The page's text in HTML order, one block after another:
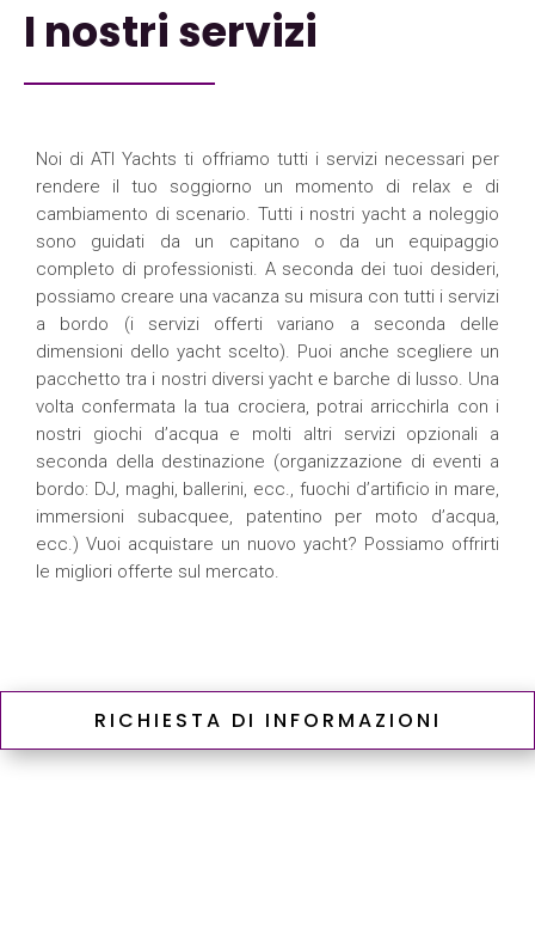
I nostri servizi
Noi di ATI Yachts ti offriamo tutti i servizi necessari per
rendere il tuo soggiorno un momento di relax e di
cambiamento di scenario. Tutti i nostri yacht a noleggio
sono guidati da un capitano o da un equipaggio
completo di professionisti. A seconda dei tuoi desideri,
possiamo creare una vacanza su misura con tutti i servizi
a bordo (i servizi offerti variano a seconda delle
dimensioni dello yacht scelto). Puoi anche scegliere un
pacchetto tra i nostri diversi yacht e barche di lusso. Una
volta confermata la tua crociera, potrai arricchirla con i
nostri giochi d’acqua e molti altri servizi opzionali a
seconda della destinazione (organizzazione di eventi a
bordo: DJ, maghi, ballerini, ecc., fuochi d’artificio in mare,
immersioni subacquee, patentino per moto d’acqua,
ecc.) Vuoi acquistare un nuovo yacht? Possiamo offrirti
le migliori offerte sul mercato.
RICHIESTA DI INFORMAZIONI